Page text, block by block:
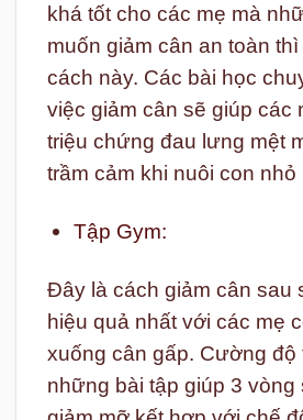
khá tốt cho các mẹ mà
muốn giảm cân an toàn
cách này. Các bài học
việc giảm cân sẽ giúp các
triệu chứng đau lưng mệt
trầm cảm khi nuôi con nhỏ
Tập Gym:
Đây là cách giảm cân sau
hiệu quả nhất với các mẹ
xuống cân gấp. Cường độ
những bài tập giúp 3 vòng